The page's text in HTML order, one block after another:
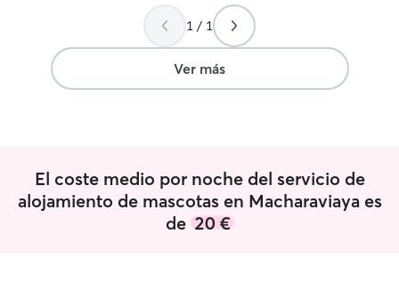
súper contenta. La super recomiendo
para el cuidado de nuestras mascotas.
Gracias Naomi!”
mascota!
1 / 1
Ver más
El coste medio por noche del servicio de
alojamiento de mascotas en Macharaviaya es
de 20 €